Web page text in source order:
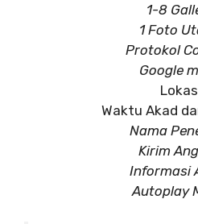
1-8
1 Foto
Protokol
Google
Waktu Akad
Nama
Kirim
Informasi
Autoplay